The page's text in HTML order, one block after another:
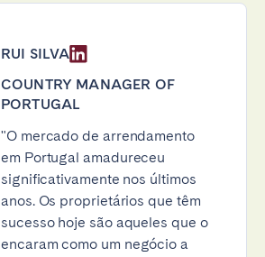
RUI SILVA
COUNTRY MANAGER OF
PORTUGAL
"O mercado de arrendamento
em Portugal amadureceu
significativamente nos últimos
anos. Os proprietários que têm
sucesso hoje são aqueles que o
encaram como um negócio a